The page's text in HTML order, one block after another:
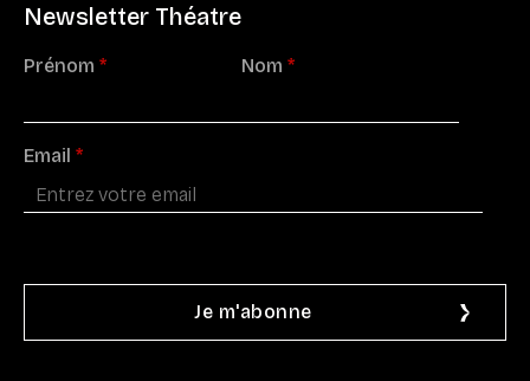
Newsletter Théatre
Prénom * Nom *
Email *